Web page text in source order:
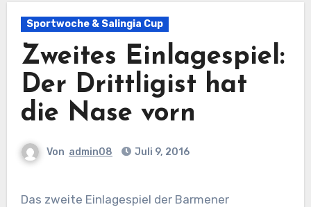
Sportwoche & Salingia Cup
Zweites Einlagespiel:
Der Drittligist hat
die Nase vorn
Von admin08 Juli 9, 2016
Das zweite Einlagespiel der Barmener